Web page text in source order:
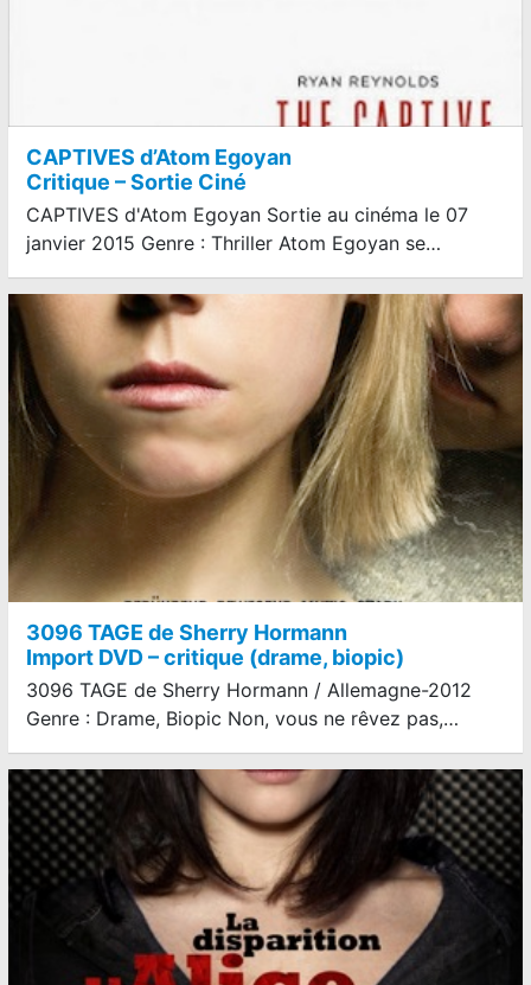
CAPTIVES d’Atom Egoyan
Critique – Sortie Ciné
CAPTIVES d'Atom Egoyan Sortie au cinéma le 07
janvier 2015 Genre : Thriller Atom Egoyan se…
3096 TAGE de Sherry Hormann
Import DVD – critique (drame, biopic)
3096 TAGE de Sherry Hormann / Allemagne-2012
Genre : Drame, Biopic Non, vous ne rêvez pas,…